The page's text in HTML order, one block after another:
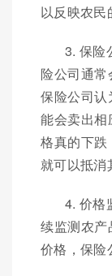
以反映农民
3. 保险
险公司通
保险公司
能会卖出
格真的下
就可以抵消
4. 价格
续监测农
价格，保险